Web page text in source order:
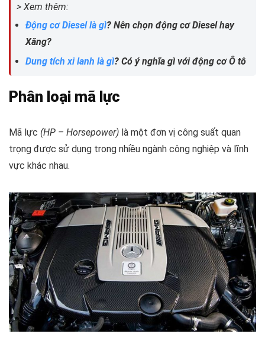
> Xem thêm:
Động cơ Diesel là gì? Nên chọn động cơ Diesel hay
Xăng?
Dung tích xi lanh là gì? Có ý nghĩa gì với động cơ Ô tô
Phân loại mã lực
Mã lực (HP – Horsepower) là một đơn vị công suất quan
trọng được sử dụng trong nhiều ngành công nghiệp và lĩnh
vực khác nhau.